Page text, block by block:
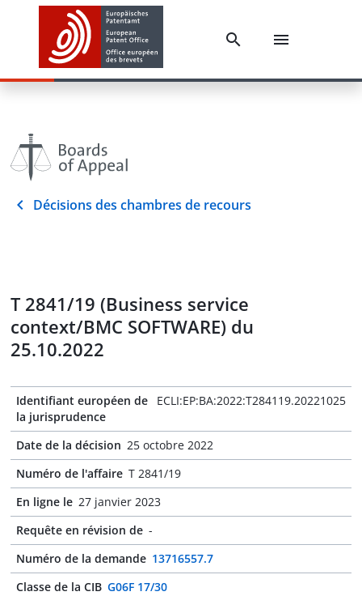
Décisions des chambres de recours
T 2841/19 (Business service
context/BMC SOFTWARE) du
25.10.2022
Identifiant européen de
la jurisprudence
ECLI:EP:BA:2022:T284119.20221025
Date de la décision 25 octobre 2022
Numéro de l'affaire T 2841/19
En ligne le 27 janvier 2023
Requête en révision de -
Numéro de la demande 13716557.7
Classe de la CIB G06F 17/30